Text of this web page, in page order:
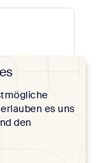
es uns
den